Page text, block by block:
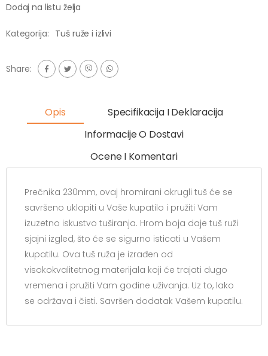
Dodaj na listu želja
Kategorija: Tuš ruže i izlivi
Share:
Opis
Specifikacija I Deklaracija
Informacije O Dostavi
Ocene I Komentari
Prečnika 230mm, ovaj hromirani okrugli tuš će se
savršeno uklopiti u Vaše kupatilo i pružiti Vam
izuzetno iskustvo tuširanja. Hrom boja daje tuš ruži
sjajni izgled, što će se sigurno isticati u Vašem
kupatilu. Ova tuš ruža je izrađen od
visokokvalitetnog materijala koji će trajati dugo
vremena i pružiti Vam godine uživanja. Uz to, lako
se održava i čisti. Savršen dodatak Vašem kupatilu.